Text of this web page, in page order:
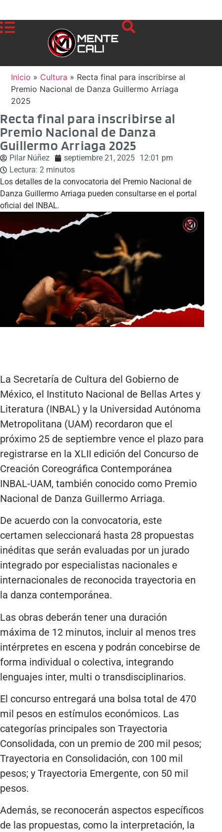
Inicio » Cultura » Recta final para inscribirse al
Premio Nacional de Danza Guillermo Arriaga
2025
Recta final para inscribirse al
Premio Nacional de Danza
Guillermo Arriaga 2025
Pilar Núñez septiembre 21, 2025 12:01 pm
Lectura: 2 minutos
Los detalles de la convocatoria del Premio Nacional de
Danza Guillermo Arriaga pueden consultarse en el portal
oficial del INBAL.
La Secretaría de Cultura del Gobierno de
México, el Instituto Nacional de Bellas Artes y
Literatura (INBAL) y la Universidad Autónoma
Metropolitana (UAM) recordaron que el
próximo 25 de septiembre vence el plazo para
registrarse en la XLII edición del Concurso de
Creación Coreográfica Contemporánea
INBAL-UAM, también conocido como Premio
Nacional de Danza Guillermo Arriaga.
De acuerdo con la convocatoria, este
certamen seleccionará hasta 28 propuestas
inéditas que serán evaluadas por un jurado
integrado por especialistas nacionales e
internacionales de reconocida trayectoria en
la danza contemporánea.
Las obras deberán tener una duración
máxima de 12 minutos, incluir al menos tres
intérpretes en escena y podrán concebirse de
forma individual o colectiva, integrando
lenguajes inter, multi o transdisciplinarios.
El concurso entregará una bolsa total de 470
mil pesos en estímulos económicos. Las
categorías principales son Trayectoria
Consolidada, con un premio de 200 mil pesos;
Trayectoria en Consolidación, con 100 mil
pesos; y Trayectoria Emergente, con 50 mil
pesos.
Además, se reconocerán aspectos específicos
de las propuestas, como la interpretación, la